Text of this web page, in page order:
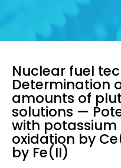
Nuclear fuel
Determination
amounts of
solutions —
with
oxidation by
by Fe(II)